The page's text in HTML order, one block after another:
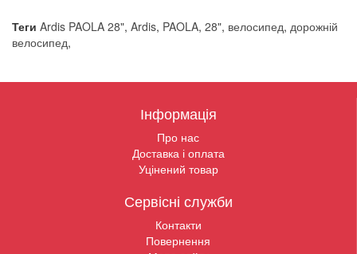
Теги Ardis PAOLA 28", Ardis, PAOLA, 28", велосипед, дорожній
велосипед,
Інформація
Про нас
Доставка і оплата
Уцінений товар
Сервісні служби
Контакти
Повернення